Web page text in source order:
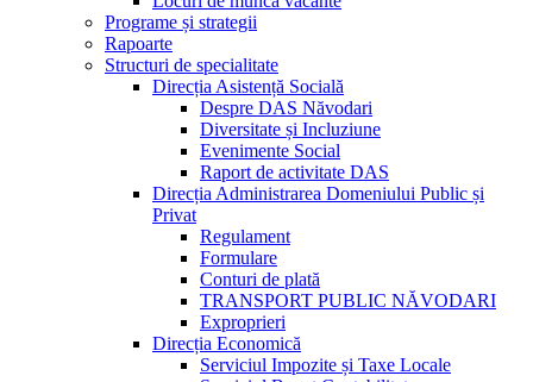
Programe și strategii
Rapoarte
Structuri de specialitate
Direcția Asistență Socială
Despre DAS Năvodari
Diversitate și Incluziune
Evenimente Social
Raport de activitate DAS
Direcția Administrarea Domeniului Public și
Privat
Regulament
Formulare
Conturi de plată
TRANSPORT PUBLIC NĂVODARI
Exproprieri
Direcția Economică
Serviciul Impozite și Taxe Locale